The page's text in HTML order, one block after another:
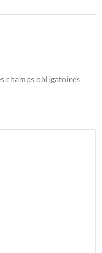
champs obligatoires